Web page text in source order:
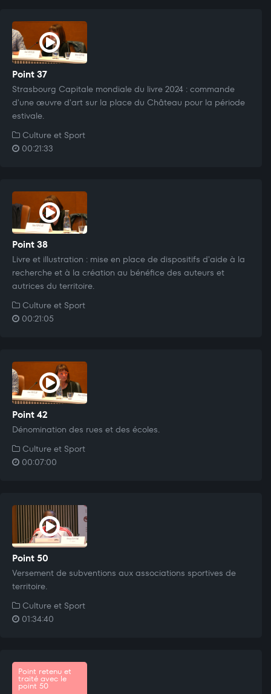
Point 37
Strasbourg Capitale mondiale du livre 2024 : commande
d'une œuvre d'art sur la place du Château pour la période
estivale.
Culture et Sport
00:21:33
Point 38
Livre et illustration : mise en place de dispositifs d'aide à la
recherche et à la création au bénéfice des auteurs et
autrices du territoire.
Culture et Sport
00:21:05
Point 42
Dénomination des rues et des écoles.
Culture et Sport
00:07:00
Point 50
Versement de subventions aux associations sportives de
territoire.
Culture et Sport
01:34:40
Point retenu et
traité avec le
point 50